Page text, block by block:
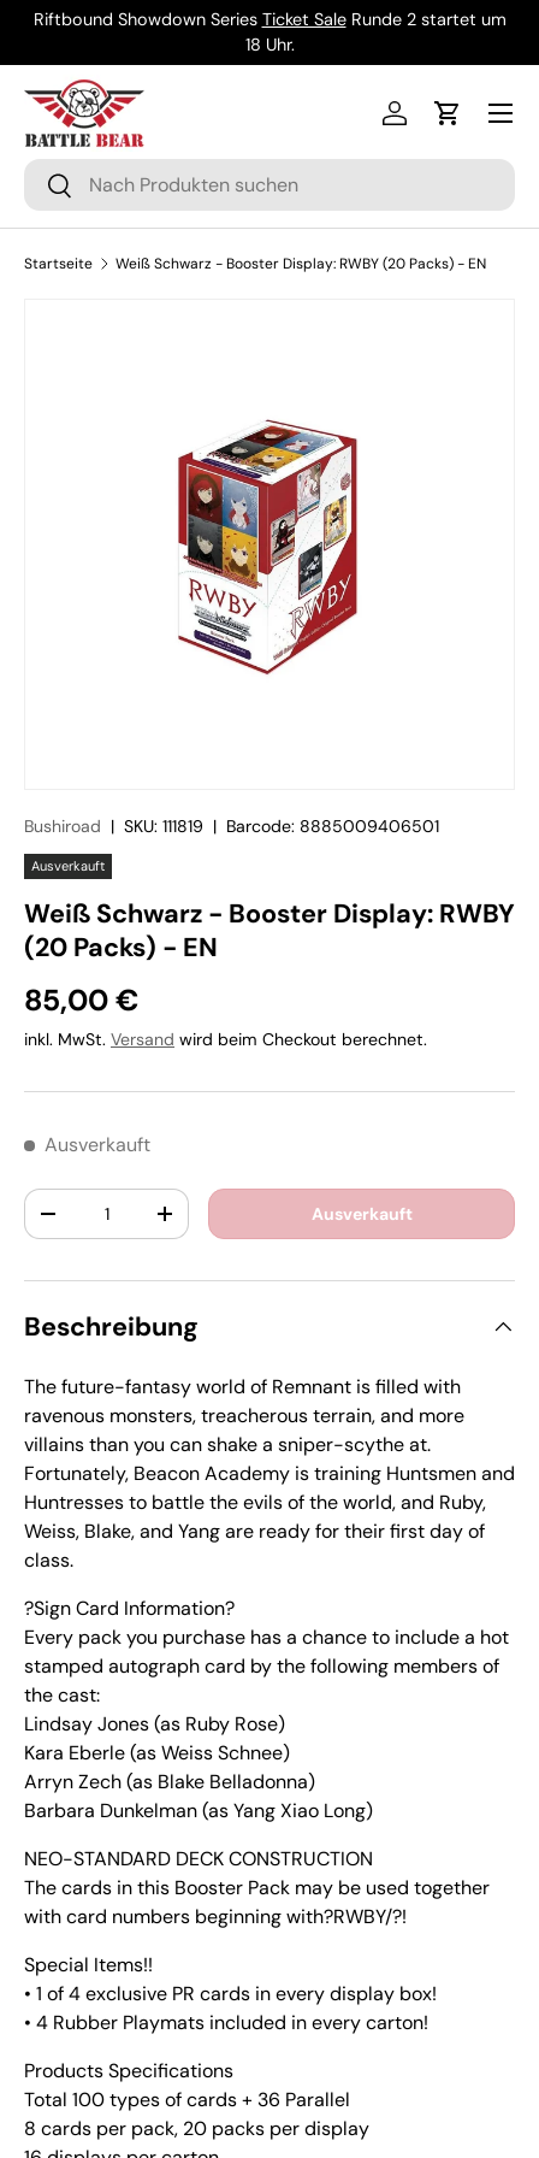
Riftbound Showdown Series Ticket SaleRunde 2 startet um
18 Uhr.
Suchen
Suchen
Einloggen
Menü
Startseite Weiß Schwarz - Booster Display: RWBY (20 Packs) - EN
Bushiroad | SKU: 111819 | Barcode: 8885009406501
Ausverkauft
Weiß Schwarz - Booster Display: RWBY
(20 Packs) - EN
85,00 €
inkl. MwSt. Versand wird beim Checkout berechnet.
Ausverkauft
Anzahl
-
+ Ausverkauft
Beschreibung
The future-fantasy world of Remnant is filled with
ravenous monsters, treacherous terrain, and more
villains than you can shake a sniper-scythe at.
Fortunately, Beacon Academy is training Huntsmen and
Huntresses to battle the evils of the world, and Ruby,
Weiss, Blake, and Yang are ready for their first day of
class.
?Sign Card Information?
Every pack you purchase has a chance to include a hot
stamped autograph card by the following members of
the cast:
Lindsay Jones (as Ruby Rose)
Kara Eberle (as Weiss Schnee)
Arryn Zech (as Blake Belladonna)
Barbara Dunkelman (as Yang Xiao Long)
NEO-STANDARD DECK CONSTRUCTION
The cards in this Booster Pack may be used together
with card numbers beginning with?RWBY/?!
Special Items!!
• 1 of 4 exclusive PR cards in every display box!
• 4 Rubber Playmats included in every carton!
Products Specifications
Total 100 types of cards + 36 Parallel
8 cards per pack, 20 packs per display